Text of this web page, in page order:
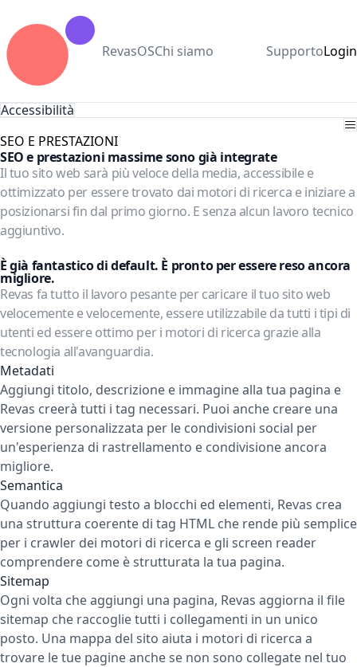
RevasOSChi siamo SupportoLogin
Accessibilità
SEO E PRESTAZIONI
SEO e prestazioni massime sono già integrate
Il tuo sito web sarà più veloce della media, accessibile e
ottimizzato per essere trovato dai motori di ricerca e iniziare a
posizionarsi fin dal primo giorno. E senza alcun lavoro tecnico
aggiuntivo.
È già fantastico di default. È pronto per essere reso ancora
migliore.
Revas fa tutto il lavoro pesante per caricare il tuo sito web
velocemente e velocemente, essere utilizzabile da tutti i tipi di
utenti ed essere ottimo per i motori di ricerca grazie alla
tecnologia all'avanguardia.
Metadati
Aggiungi titolo, descrizione e immagine alla tua pagina e
Revas creerà tutti i tag necessari. Puoi anche creare una
versione personalizzata per le condivisioni social per
un'esperienza di rastrellamento e condivisione ancora
migliore.
Semantica
Quando aggiungi testo a blocchi ed elementi, Revas crea
una struttura coerente di tag HTML che rende più semplice
per i crawler dei motori di ricerca e gli screen reader
comprendere come è strutturata la tua pagina.
Sitemap
Ogni volta che aggiungi una pagina, Revas aggiorna il file
sitemap che raccoglie tutti i collegamenti in un unico
posto. Una mappa del sito aiuta i motori di ricerca a
trovare le tue pagine anche se non sono collegate nel tuo